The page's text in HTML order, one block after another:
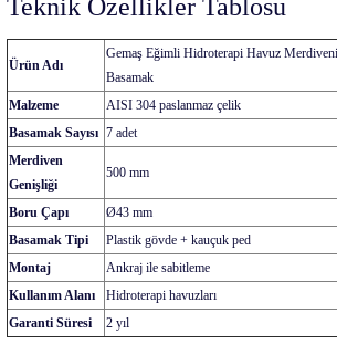
Teknik Özellikler Tablosu
Ürün Adı
Gemaş Eğimli Hidroterapi Havuz
Basamak
Malzeme
AISI 304 paslanmaz çelik
Basamak Sayısı 7 adet
Merdiven
Genişliği
500 mm
Boru Çapı
Ø43 mm
Basamak Tipi
Plastik gövde + kauçuk ped
Montaj
Ankraj ile sabitleme
Kullanım Alanı
Hidroterapi havuzları
Garanti Süresi
2 yıl